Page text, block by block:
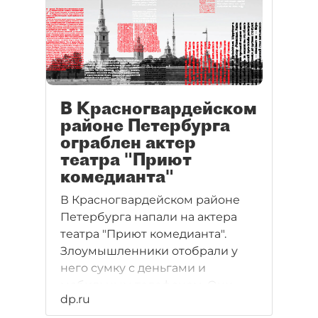
В Красногвардейском
районе Петербурга
ограблен актер
театра "Приют
комедианта"
В Красногвардейском районе
Петербурга напали на актера
театра "Приют комедианта".
Злоумышленники отобрали у
него сумку с деньгами и
также оставили его без верхней
dp.ru